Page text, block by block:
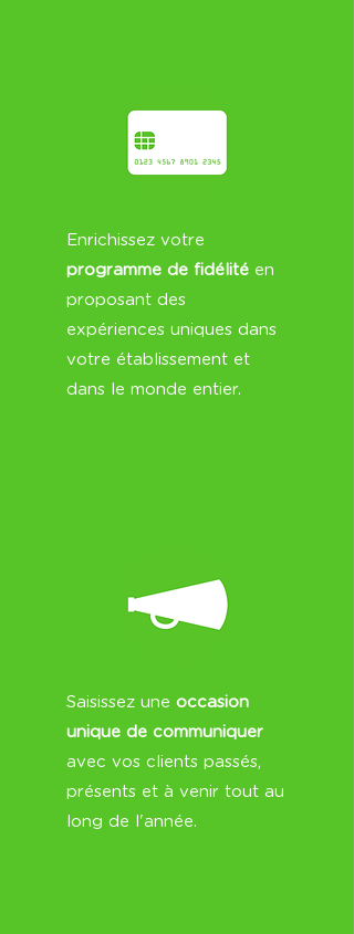
Enrichissez votre
programme de fidélité en
proposant des
expériences uniques dans
votre établissement et
dans le monde entier.
Saisissez une occasion
unique de communiquer
avec vos clients passés,
présents et à venir tout au
long de l'année.